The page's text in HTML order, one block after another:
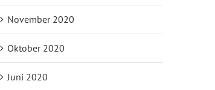
November 2020
Oktober 2020
Juni 2020